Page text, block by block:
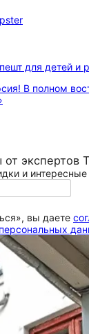
для детей и
В полном
экспертов
и интересные
вы даете